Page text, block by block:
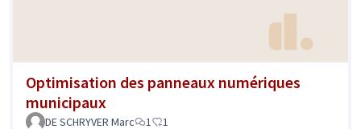
Optimisation des panneaux numériques
municipaux
DE SCHRYVER Marc 1 1